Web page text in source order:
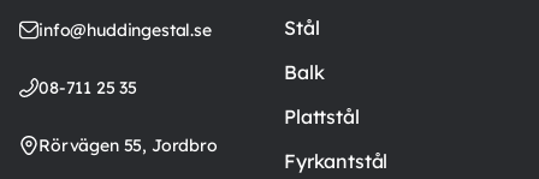
info@huddingestal.se
08-711 25 35
Rörvägen 55, Jordbro
Stål
Balk
Plattstål
Fyrkantstål